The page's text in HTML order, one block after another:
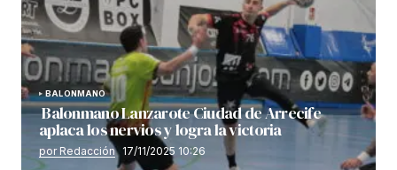
BALONMANO
Balonmano Lanzarote Ciudad de Arrecife
aplaca los nervios y logra la victoria
por Redacción 17/11/2025 10:26